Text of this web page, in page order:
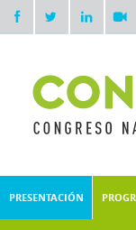
PRESENTACIÓN